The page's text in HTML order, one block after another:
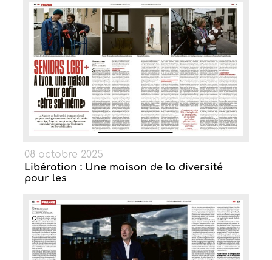
08 octobre 2025
Libération : Une maison de la diversité
pour les